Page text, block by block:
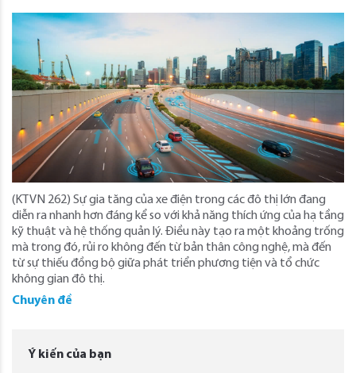
(KTVN 262) Sự gia tăng của xe điện trong các đô thị lớn đang
diễn ra nhanh hơn đáng kể so với khả năng thích ứng của hạ tầng
kỹ thuật và hệ thống quản lý. Điều này tạo ra một khoảng trống
mà trong đó, rủi ro không đến từ bản thân công nghệ, mà đến
từ sự thiếu đồng bộ giữa phát triển phương tiện và tổ chức
không gian đô thị.
Chuyên đề
Ý kiến của bạn